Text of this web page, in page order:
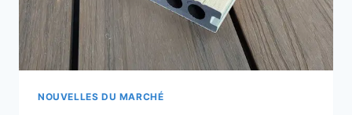
NOUVELLES DU MARCHÉ